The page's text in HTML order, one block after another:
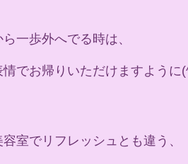
一歩外へでる時は、
でお帰りいただけますように(^
室でリフレッシュとも違う、